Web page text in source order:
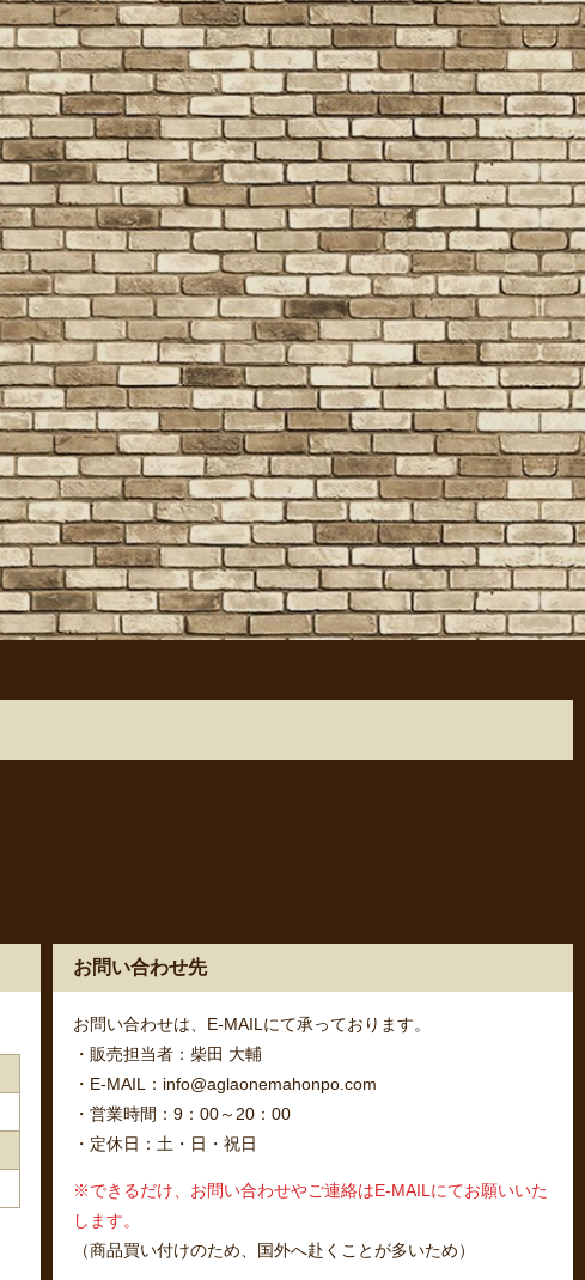
お問い合わせ先
お問い合わせは、E-MAILにて承っております。
・販売担当者：柴田 大輔
・E-MAIL：info@aglaonemahonpo.com
・営業時間：9：00～20：00
・定休日：土・日・祝日
※できるだけ、お問い合わせやご連絡はE-MAILにてお願いいた
します。
（商品買い付けのため、国外へ赴くことが多いため）